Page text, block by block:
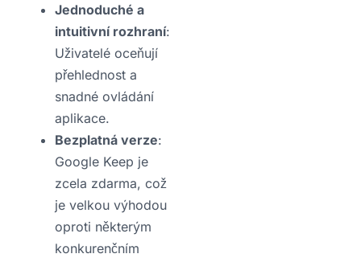
Jednoduché a
intuitivní rozhraní:
Uživatelé oceňují
přehlednost a
snadné ovládání
aplikace.
Bezplatná verze:
Google Keep je
zcela zdarma, což
je velkou výhodou
oproti některým
konkurenčním